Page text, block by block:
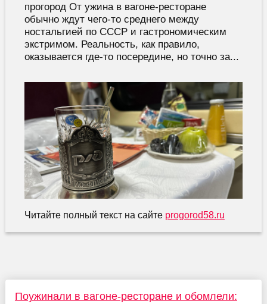
прогород От ужина в вагоне-ресторане
обычно ждут чего-то среднего между
ностальгией по СССР и гастрономическим
экстримом. Реальность, как правило,
оказывается где-то посередине, но точно за...
Читайте полный текст на сайте progorod58.ru
Поужинали в вагоне-ресторане и обомлели: